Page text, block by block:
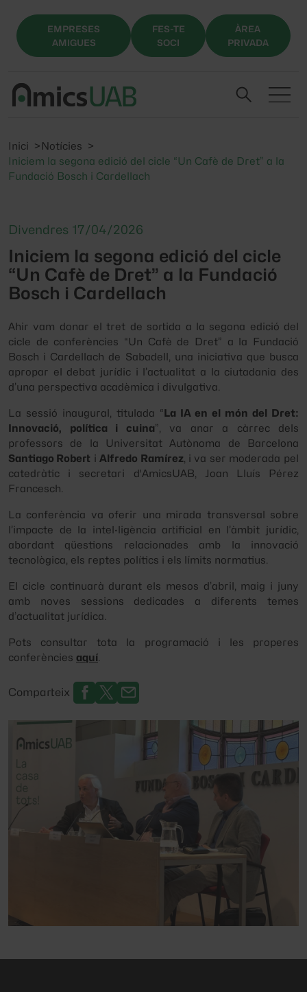
EMPRESES
AMIGUES
FES-TE
SOCI
ÀREA
PRIVADA
Inici
Notícies
Iniciem la segona edició del cicle “Un Cafè de Dret” a la
Fundació Bosch i Cardellach
Divendres 17/04/2026
Iniciem la segona edició del cicle
“Un Cafè de Dret” a la Fundació
Bosch i Cardellach
Ahir vam donar el tret de sortida a la segona edició del
cicle de conferències “Un Cafè de Dret” a la Fundació
Bosch i Cardellach de Sabadell, una iniciativa que busca
apropar el debat jurídic i l’actualitat a la ciutadania des
d’una perspectiva acadèmica i divulgativa.
La sessió inaugural, titulada “La IA en el món del Dret:
Innovació, política i cuina” , va anar a càrrec dels
professors de la Universitat Autònoma de Barcelona
Santiago Robert i Alfredo Ramírez, i va ser moderada pel
catedràtic i secretari d'AmicsUAB, Joan Lluís Pérez
Francesch.
La conferència va oferir una mirada transversal sobre
l’impacte de la intel·ligència artificial en l’àmbit jurídic,
abordant qüestions relacionades amb la innovació
tecnològica, els reptes polítics i els límits normatius.
El cicle continuarà durant els mesos d’abril, maig i juny
amb noves sessions dedicades a diferents temes
d’actualitat jurídica.
Pots consultar tota la programació i les properes
conferències aquí
Comparteix